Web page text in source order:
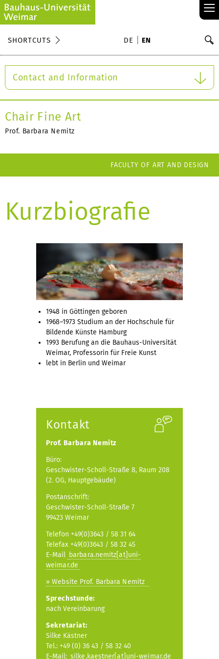
≡
SHORTCUTS DE EN
Contact and Information
Chair Fine Art
Prof. Barbara Nemitz
FACULTY OF ART AND DESIGN
Kurzbiografie
1948 in Göttingen geboren
1968–1973 Studium an der Hochschule für
Bildende Künste Hamburg
1993 Berufung an die Bauhaus-Universität
Weimar, Professorin für Freie Kunst
lebt in Berlin und Weimar
Kontakt
Prof. Barbara Nemitz
Büro:
Geschwister-Scholl-Straße 8, Raum 208
(2. OG, Hauptgebäude)
Postanschrift:
Geschwister-Scholl-Straße 7
99423 Weimar
Telefon +49(0)3643 / 58 31 64
Telefax +49(0)3643 / 58 32 45
E-Mail barbara.nemitz[at]uni-
weimar.de
» Website Prof. Barbara Nemitz
Sprechstunde:
nach Vereinbarung
Sekretariat:
Silke Kästner
Tel.: +49 (0) 36 43 / 58 32 40
E-Mail: silke.kaestner[at]uni-weimar.de